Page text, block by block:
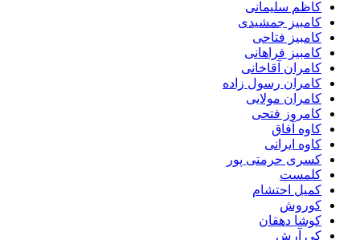
کاظم سلیمانی
کامبیز جمشیدی
کامبیز فتاحی
کامبیز فراهانی
کامران آقاخانی
کامران رسول زاده
کامران مولایی
کامروز فتحی
کاوه آفاق
کاوه ایرانی
کسری حرمتی پور
کلمست
کمیل احتشام
کوروش
کوشا دهقان
کی آرش